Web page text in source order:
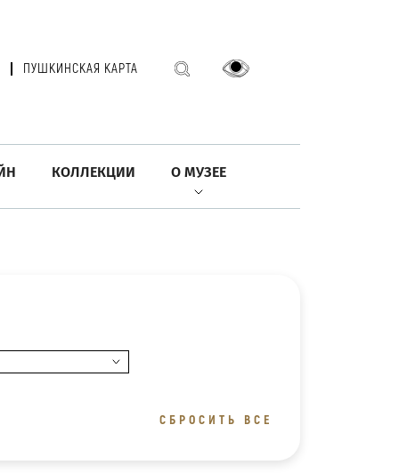
ПУШКИНСКАЯ КАРТА
КОЛЛЕКЦИИ О МУЗЕЕ
СБРОСИТЬ ВСЕ